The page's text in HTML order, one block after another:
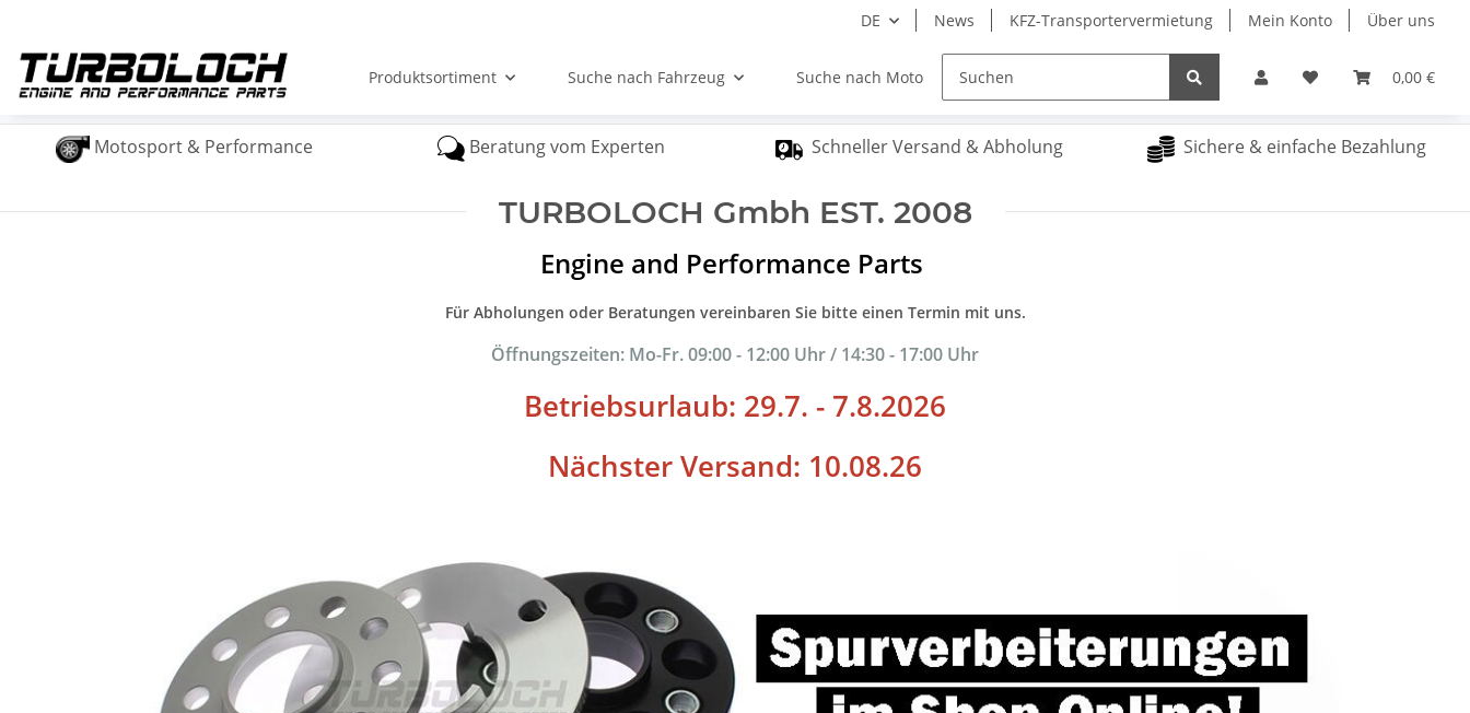
DE News KFZ-Transportervermietung Mein Konto Über uns
0,00 €
Produktsortiment Suche nach Fahrzeug Suche nach Motor Sonderangebote Merchandising
Motosport & Performance Beratung vom Experten Schneller Versand & Abholung Sichere & einfache Bezahlung
TURBOLOCH Gmbh EST. 2008
Engine and Performance Parts
Für Abholungen oder Beratungen vereinbaren Sie bitte einen Termin mit uns.
Öffnungszeiten: Mo-Fr. 09:00 - 12:00 Uhr / 14:30 - 17:00 Uhr
Betriebsurlaub: 29.7. - 7.8.2026
Nächster Versand: 10.08.26